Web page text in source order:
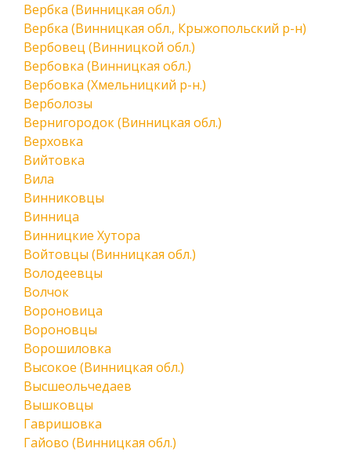
Вербка (Винницкая обл.)
Вербка (Винницкая обл., Крыжопольский р-н)
Вербовец (Винницкой обл.)
Вербовка (Винницкая обл.)
Вербовка (Хмельницкий р-н.)
Верболозы
Вернигородок (Винницкая обл.)
Верховка
Вийтовка
Вила
Винниковцы
Винница
Винницкие Хутора
Войтовцы (Винницкая обл.)
Володеевцы
Волчок
Вороновица
Вороновцы
Ворошиловка
Высокое (Винницкая обл.)
Высшеольчедаев
Вышковцы
Гавришовка
Гайово (Винницкая обл.)